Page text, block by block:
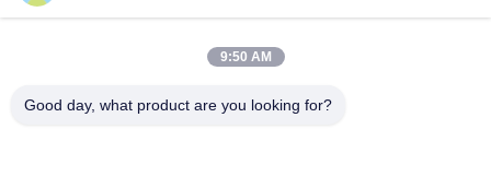
оборудование для
оборудование
плодоовощ
машина пелер
Вегетабле машина
9:50 AM
Good day, what product are you looking for?